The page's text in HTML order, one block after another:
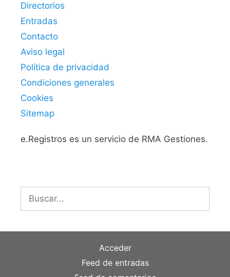
Directorios
Entradas
Contacto
Aviso legal
Política de privacidad
Condiciones generales
Cookies
Sitemap
e.Registros es un servicio de RMA Gestiones.
Buscar:
Acceder
Feed de entradas